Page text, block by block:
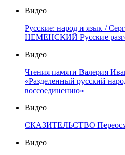
Видео
Русские: народ и язык /
НЕМЕНСКИЙ Русские
Видео
Чтения памяти Валерия
«Разделенный русский
воссоединению»
Видео
СКАЗИТЕЛЬСТВО
Видео